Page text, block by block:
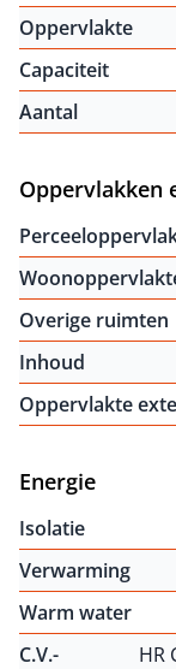
Oppervlakte
Capaciteit
Aantal
Oppervlakken
Overige ruimten
Inhoud
Oppervlakte
Energie
Isolatie
Verwarming
Warm water
C.V.-
HR